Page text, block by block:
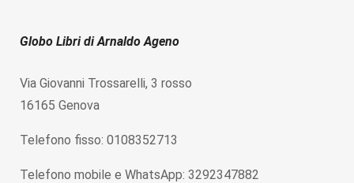
Globo Libri di Arnaldo Ageno
Via Giovanni Trossarelli, 3 rosso
16165 Genova
Telefono fisso: 0108352713
Telefono mobile e WhatsApp: 3292347882